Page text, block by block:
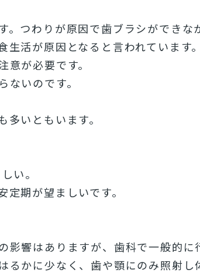
つわりが原因で歯ブラシができな
活が原因となると言われています。
が必要です。
いのです。
いともいます。
い。
期が望ましいです。
響はありますが、歯科で一般的に
るかに少なく、歯や顎にのみ照射し